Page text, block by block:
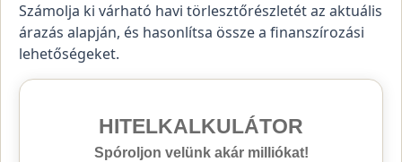
Számolja ki várható havi törlesztőrészletét az aktuális
árazás alapján, és hasonlítsa össze a finanszírozási
lehetőségeket.